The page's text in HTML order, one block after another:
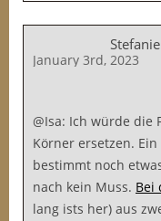
Stefanie
January 3rd, 2023
@Isa: Ich würde die
Körner ersetzen.
bestimmt noch
nach kein Muss. Bei
lang ists her) aus